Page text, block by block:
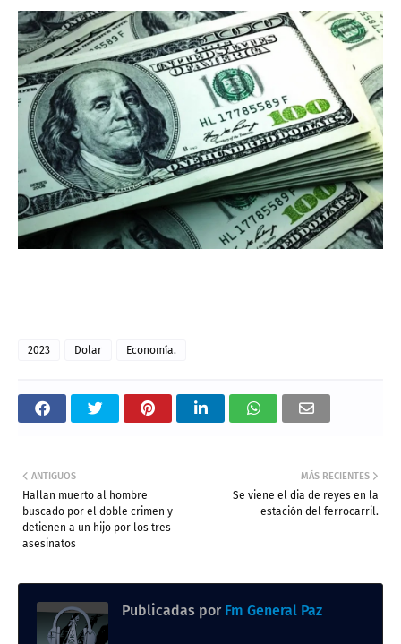
2023 Dolar Economía.
MÁS RECIENTES
Se viene el dia de reyes en la
estación del ferrocarril.
ANTIGUOS
Hallan muerto al hombre
buscado por el doble crimen y
detienen a un hijo por los tres
asesinatos
Publicadas por Fm General Paz